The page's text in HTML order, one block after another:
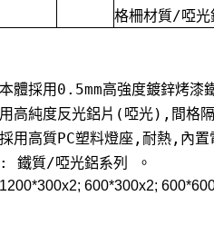
格柵材質/啞
體採用0.5mm高強度鍍鋅烤
高純度反光鋁片(啞光),間格
用高質PC塑料燈座,耐熱,內置
: 鐵質/啞光鋁系列 。
1200*300x2; 600*300x2;